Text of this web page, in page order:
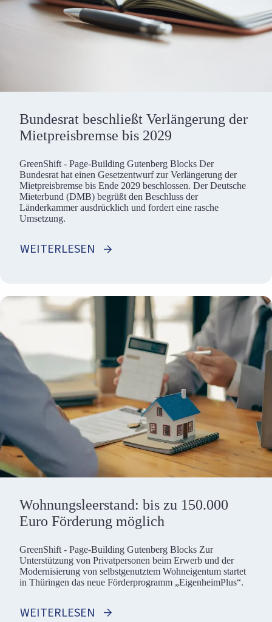
Bundesrat beschließt Verlängerung der
Mietpreisbremse bis 2029
GreenShift - Page-Building Gutenberg Blocks Der
Bundesrat hat einen Gesetzentwurf zur Verlängerung der
Mietpreisbremse bis Ende 2029 beschlossen. Der Deutsche
Mieterbund (DMB) begrüßt den Beschluss der
Länderkammer ausdrücklich und fordert eine rasche
Umsetzung.
WEITERLESEN
Wohnungsleerstand: bis zu 150.000
Euro Förderung möglich
GreenShift - Page-Building Gutenberg Blocks Zur
Unterstützung von Privatpersonen beim Erwerb und der
Modernisierung von selbstgenutztem Wohneigentum startet
in Thüringen das neue Förderprogramm „EigenheimPlus“.
WEITERLESEN